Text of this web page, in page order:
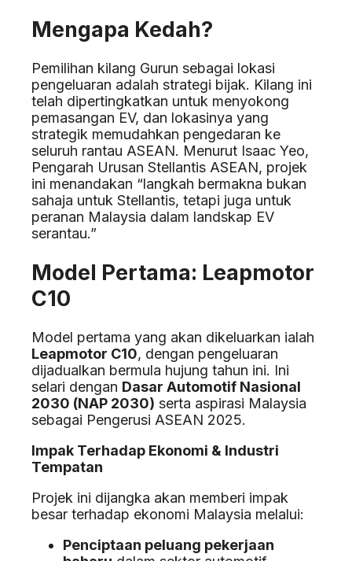
Mengapa Kedah?
Pemilihan kilang Gurun sebagai lokasi
pengeluaran adalah strategi bijak. Kilang ini
telah dipertingkatkan untuk menyokong
pemasangan EV, dan lokasinya yang
strategik memudahkan pengedaran ke
seluruh rantau ASEAN. Menurut Isaac Yeo,
Pengarah Urusan Stellantis ASEAN, projek
ini menandakan “langkah bermakna bukan
sahaja untuk Stellantis, tetapi juga untuk
peranan Malaysia dalam landskap EV
serantau.”
Model Pertama: Leapmotor
C10
Model pertama yang akan dikeluarkan ialah
Leapmotor C10, dengan pengeluaran
dijadualkan bermula hujung tahun ini. Ini
selari dengan Dasar Automotif Nasional
2030 (NAP 2030) serta aspirasi Malaysia
sebagai Pengerusi ASEAN 2025.
Impak Terhadap Ekonomi & Industri
Tempatan
Projek ini dijangka akan memberi impak
besar terhadap ekonomi Malaysia melalui:
Penciptaan peluang pekerjaan